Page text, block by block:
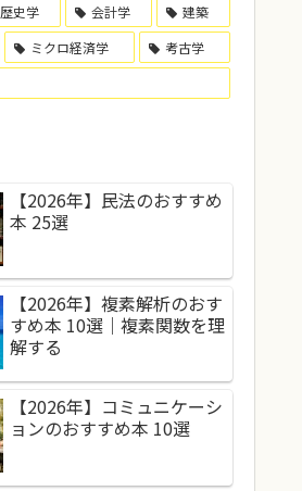
歴史学 会計学
建築
ミクロ経済学
考古学
【2026年】民法のおすすめ
本 25選
【2026年】複素解析のおす
すめ本 10選｜複素関数を理
解する
【2026年】コミュニケーシ
ョンのおすすめ本 10選